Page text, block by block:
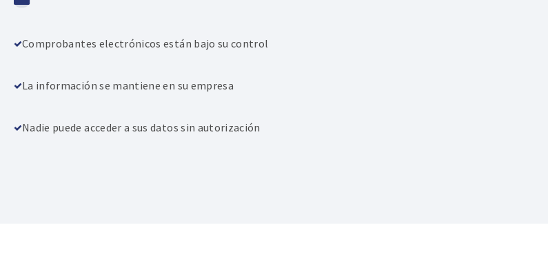
Comprobantes electrónicos están bajo su control
La información se mantiene en su empresa
Nadie puede acceder a sus datos sin autorización